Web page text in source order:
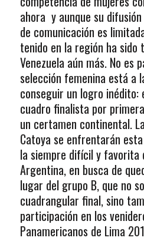
ahora y aunque su
de comunicación es
tenido en la región ha sido
Venezuela aún más. No es
selección femenina está a
conseguir un logro
cuadro finalista por
un certamen continental.
Catoya se enfrentarán
la siempre difícil y favorita
Argentina, en busca de
lugar del grupo B, que no
cuadrangular final, sino
participación en los
Panamericanos de Lima